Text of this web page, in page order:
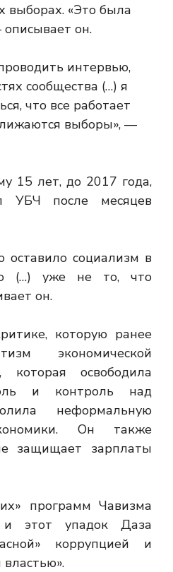
выборах. «Это была
он.
интервью,
сообщества (…) я
что все работает
выборы», —
15 лет, до 2017 года,
УБЧ после месяцев
оставило социализм в
(…) уже не то, что
он.
которую ранее
экономической
которая освободила
и контроль над
неформальную
Он также
защищает зарплаты
программ Чавизма
этот упадок Даза
коррупцией и